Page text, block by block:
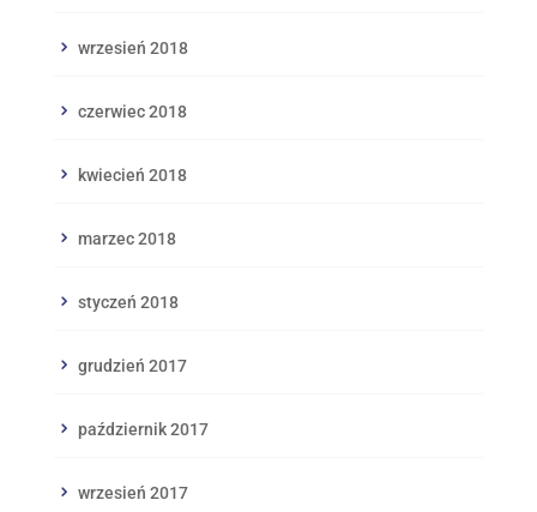
wrzesień 2018
czerwiec 2018
kwiecień 2018
marzec 2018
styczeń 2018
grudzień 2017
październik 2017
wrzesień 2017